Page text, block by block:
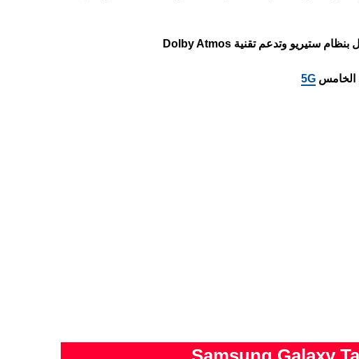
وتدعم تقنية Dolby Atmos
الخامس 5G